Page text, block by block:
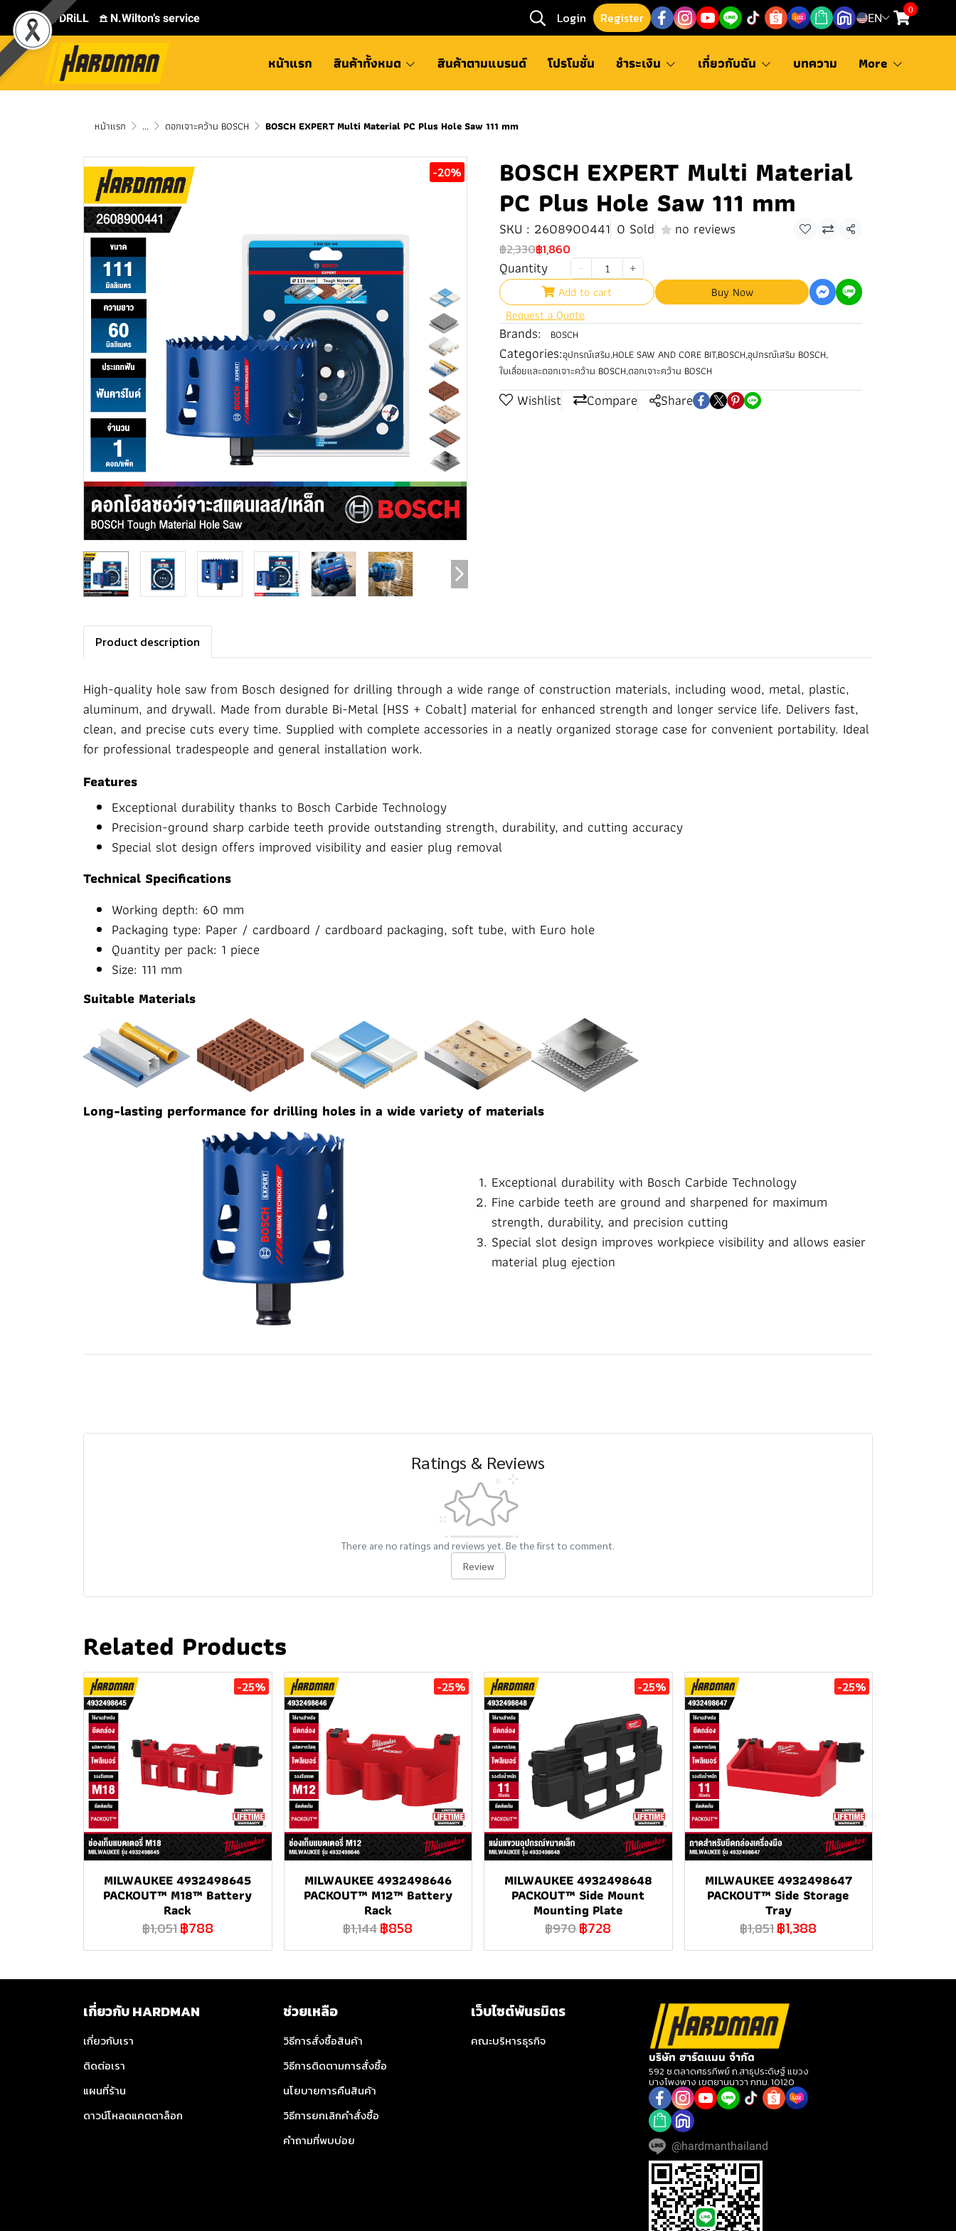
⛾ DRiLL 𖠿 N.Wilton’s service Login Register EN
0
หน้าแรก สินค้าทั้งหมด สินค้าตามแบรนด์ โปรโมชั่น ชำระเงิน เกี่ยวกับฉัน บทความ More
หน้าแรก ... ดอกเจาะคว้าน BOSCH BOSCH EXPERT Multi Material PC Plus Hole Saw 111 mm
-20% BOSCH EXPERT Multi Material
PC Plus Hole Saw 111 mm
SKU : 2608900441 0 Sold no reviews Share
฿2,330฿1,860
Quantity
Add to cart
Buy Now
Request a Quote
Brands: BOSCH
Categories:อุปกรณ์เสริม,HOLE SAW AND CORE BIT,BOSCH,อุปกรณ์เสริม BOSCH,
ใบเลื่อยและดอกเจาะคว้าน BOSCH,ดอกเจาะคว้าน BOSCH
Wishlist Compare Share
Product description
High-quality hole saw from Bosch designed for drilling through a wide range of construction materials, including wood, metal, plastic,
aluminum, and drywall. Made from durable Bi-Metal (HSS + Cobalt) material for enhanced strength and longer service life. Delivers fast,
clean, and precise cuts every time. Supplied with complete accessories in a neatly organized storage case for convenient portability. Ideal
for professional tradespeople and general installation work.
Features
Exceptional durability thanks to Bosch Carbide Technology
Precision-ground sharp carbide teeth provide outstanding strength, durability, and cutting accuracy
Special slot design offers improved visibility and easier plug removal
Technical Specifications
Working depth: 60 mm
Packaging type: Paper / cardboard / cardboard packaging, soft tube, with Euro hole
Quantity per pack: 1 piece
Size: 111 mm
Suitable Materials
Long-lasting performance for drilling holes in a wide variety of materials
Exceptional durability with Bosch Carbide Technology
Fine carbide teeth are ground and sharpened for maximum
strength, durability, and precision cutting
Special slot design improves workpiece visibility and allows easier
material plug ejection
Ratings & Reviews
There are no ratings and reviews yet. Be the first to comment.
Review
Related Products
-25%
MILWAUKEE 4932498645
PACKOUT™ M18™ Battery
Rack
฿1,051฿788
-25%
MILWAUKEE 4932498646
PACKOUT™ M12™ Battery
Rack
฿1,144฿858
-25%
MILWAUKEE 4932498648
PACKOUT™ Side Mount
Mounting Plate
฿970฿728
-25%
MILWAUKEE 4932498647
PACKOUT™ Side Storage
Tray
฿1,851฿1,388
เกี่ยวกับ HARDMAN
เกี่ยวกับเรา
ติดต่อเรา
แผนที่ร้าน
ดาวน์โหลดแคตตาล็อก
ช่วยเหลือ
วิธีการสั่งซื้อสินค้า
วิธีการติดตามการสั่งซื้อ
นโยบายการคืนสินค้า
วิธีการยกเลิกคำสั่งซื้อ
คำถามที่พบบ่อย
เว็บไซต์พันธมิตร
คณะบริหารธุรกิจ
บริษัท ฮาร์ดแมน จำกัด
592 ซ.ตลาดศธรทิพย์ ถ.สาธุประดิษฐ์ แขวง
บางโพงพาง เขตยานนาวา กทม. 10120
@hardmanthailand